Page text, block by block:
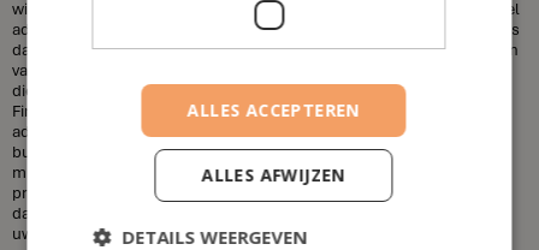
wilt sparen voor uw kinderen, uw pensioen, of een huis, een financieel
adviseur kan u helpen uw doelen te bereiken. Een andere misvatting is
dat financieel adviseurs duur zijn. Dit is niet altijd het geval. De kosten
van een financieel adviseur kunnen variëren, afhankelijk van de
diensten die u nodig heeft en uw financiële situatie. Bij House of
Finance bieden wij betaalbare tarieven voor onze financiële
adviesdiensten, zodat u uw financiën kunt optimaliseren zonder uw
budget te overschrijden. Kortom, laat u niet misleiden door de
misvattingen over financieel adviseurs. Als u op zoek bent naar
professioneel en betrouwbaar financieel advies in Herdersem, neem
dan contact op met House of Finance. Wij staan klaar om u te helpen
uw financiële doelen te bereiken.
ALLES ACCEPTEREN
ALLES AFWIJZEN
DETAILS WEERGEVEN